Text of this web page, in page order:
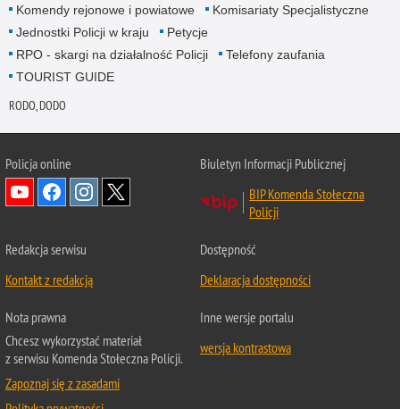
Komendy rejonowe i powiatowe
Komisariaty Specjalistyczne
Jednostki Policji w kraju
Petycje
RPO - skargi na działalność Policji
Telefony zaufania
TOURIST GUIDE
RODO, DODO
Policja online
Biuletyn Informacji Publicznej
BIP Komenda Stołeczna
Policji
Redakcja serwisu
Kontakt z redakcją
Dostępność
Deklaracja dostępności
Nota prawna
Chcesz wykorzystać materiał
z serwisu Komenda Stołeczna Policji.
Zapoznaj się z zasadami
Inne wersje portalu
wersja kontrastowa